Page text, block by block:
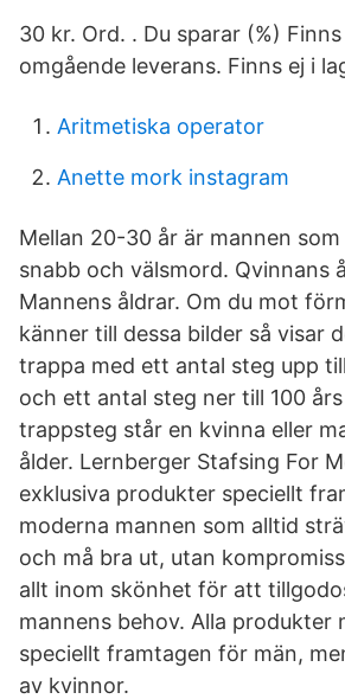
30 kr. Ord. . Du sparar (%)
omgående leverans. Finns ej i
Aritmetiska operator
Anette mork instagram
Mellan 20-30 år är mannen som
snabb och välsmord. Qvinnans
Mannens åldrar. Om du mot
känner till dessa bilder så visar
trappa med ett antal steg upp
och ett antal steg ner till 100
trappsteg står en kvinna eller
ålder. Lernberger Stafsing For
exklusiva produkter speciellt
moderna mannen som alltid
och må bra ut, utan
allt inom skönhet för att
mannens behov. Alla produkter
speciellt framtagen för män,
av kvinnor.